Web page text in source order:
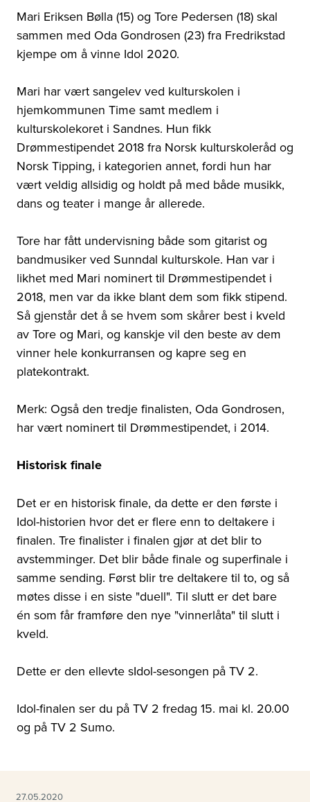
Mari Eriksen Bølla (15) og Tore Pedersen (18) skal
sammen med Oda Gondrosen (23) fra Fredrikstad
kjempe om å vinne Idol 2020.
Mari har vært sangelev ved kulturskolen i
hjemkommunen Time samt medlem i
kulturskolekoret i Sandnes. Hun fikk
Drømmestipendet 2018 fra Norsk kulturskoleråd og
Norsk Tipping, i kategorien annet, fordi hun har
vært veldig allsidig og holdt på med både musikk,
dans og teater i mange år allerede.
Tore har fått undervisning både som gitarist og
bandmusiker ved Sunndal kulturskole. Han var i
likhet med Mari nominert til Drømmestipendet i
2018, men var da ikke blant dem som fikk stipend.
Så gjenstår det å se hvem som skårer best i kveld
av Tore og Mari, og kanskje vil den beste av dem
vinner hele konkurransen og kapre seg en
platekontrakt.
Merk: Også den tredje finalisten, Oda Gondrosen,
har vært nominert til Drømmestipendet, i 2014.
Historisk finale
Det er en historisk finale, da dette er den første i
Idol-historien hvor det er flere enn to deltakere i
finalen. Tre finalister i finalen gjør at det blir to
avstemminger. Det blir både finale og superfinale i
samme sending. Først blir tre deltakere til to, og så
møtes disse i en siste "duell". Til slutt er det bare
én som får framføre den nye "vinnerlåta" til slutt i
kveld.
Dette er den ellevte sIdol-sesongen på TV 2.
Idol-finalen ser du på TV 2 fredag 15. mai kl. 20.00
og på TV 2 Sumo.
27.05.2020